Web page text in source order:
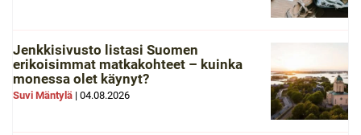
Jenkkisivusto listasi Suomen
erikoisimmat matkakohteet – kuinka
monessa olet käynyt?
Suvi Mäntylä | 04.08.2026